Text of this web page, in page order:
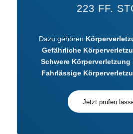
223 FF.
Dazu gehören
Gefährliche
Schwere Körperverletzung
Fahrlässige
Jetzt prüfen